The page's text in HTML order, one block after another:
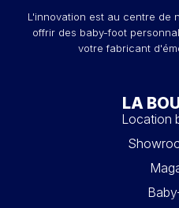
L'innovation est au centre de
offrir des baby-foot
votre fabricant
LA
Location